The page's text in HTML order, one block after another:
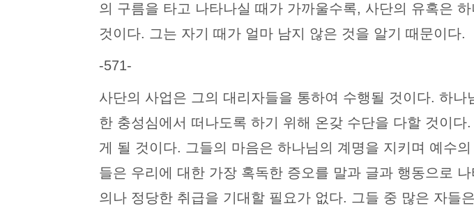
의 구름을 타고 나타나실 때가 가까울수록, 사단의 유혹은
것이다. 그는 자기 때가 얼마 남지 않은 것을 알기 때문이다.
-571-
사단의 사업은 그의 대리자들을 통하여 수행될 것이다. 하
한 충성심에서 떠나도록 하기 위해 온갖 수단을 다할 것이
게 될 것이다. 그들의 마음은 하나님의 계명을 지키며 예수
들은 우리에 대한 가장 혹독한 증오를 말과 글과 행동으로
의나 정당한 취급을 기대할 필요가 없다. 그들 중 많은 자들